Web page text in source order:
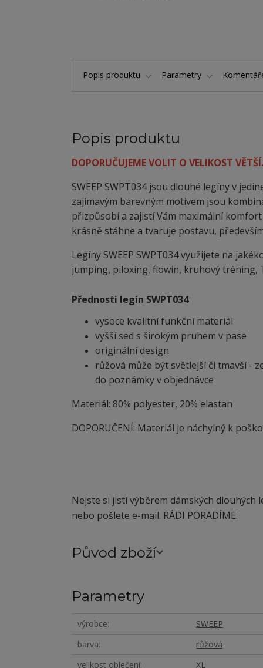
Popis produktu Parametry
Popis produktu
DOPORUČUJEME VOLIT O VELIKOST VĚTŠÍ.
SWEEP SWPT034 jsou dlouhé legíny v
zajímavým barevným motivem jsou
přizpůsobí a zajistí Vám maximální
krásně stáhne a tvaruje postavu,
Legíny SWEEP SWPT034 využijete na
jumping, piloxing, flowin, kruhový tréning,
Přednosti legín SWPT034
vysoce kvalitní funkční materiál
vyšší sed s širokým pruhem v pase
originální design
růžová může být světlejší či tmavší -
do poznámky v objednávce
Materiál: 80% polyester, 20% elastan
DOPORUČENÍ: Materiál je náchylný k
Nejste si jistí výběrem dámských dlouhých
nebo pošlete e-mail. RÁDI PORADÍME.
Původ zboží
Parametry
výrobce
SWEEP
barva
růžová
velikost oblečení
XL